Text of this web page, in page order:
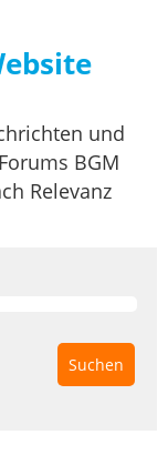
und
BGM
Relevanz
Suchen